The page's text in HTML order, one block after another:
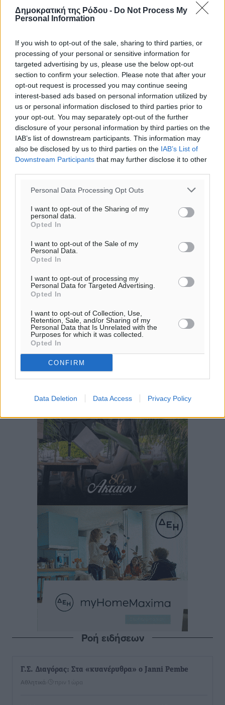
Δημοκρατική της Ρόδου - Do Not Process My
Personal Information
If you wish to opt-out of the sale, sharing to third parties, or
processing of your personal or sensitive information for
targeted advertising by us, please use the below opt-out
section to confirm your selection. Please note that after your
opt-out request is processed you may continue seeing
interest-based ads based on personal information utilized by
us or personal information disclosed to third parties prior to
your opt-out. You may separately opt-out of the further
disclosure of your personal information by third parties on the
IAB’s list of downstream participants. This information may
also be disclosed by us to third parties on the IAB’s List of
Downstream Participants that may further disclose it to other
Personal Data Processing Opt Outs
I want to opt-out of the Sharing of my
personal data.
Opted In
I want to opt-out of the Sale of my
Personal Data.
Opted In
I want to opt-out of processing my
Personal Data for Targeted Advertising.
Opted In
I want to opt-out of Collection, Use,
Retention, Sale, and/or Sharing of my
Personal Data that Is Unrelated with the
Purposes for which it was collected.
Opted In
CONFIRM
Data Deletion Data Access Privacy Policy
o καιρός τώρα:
°
αίθριος καιρός
74%
16km/h
Δ-ΝΔ
30°/31 °
06:17
20:08
πρόγνωση:
33°
ΠΑ
Ροή ειδήσεων
Γ.Σ. Διαγόρας: Στα «κυανέρυθρα» ο Janni Pembe
Αθλητικά πριν 1 ώρα